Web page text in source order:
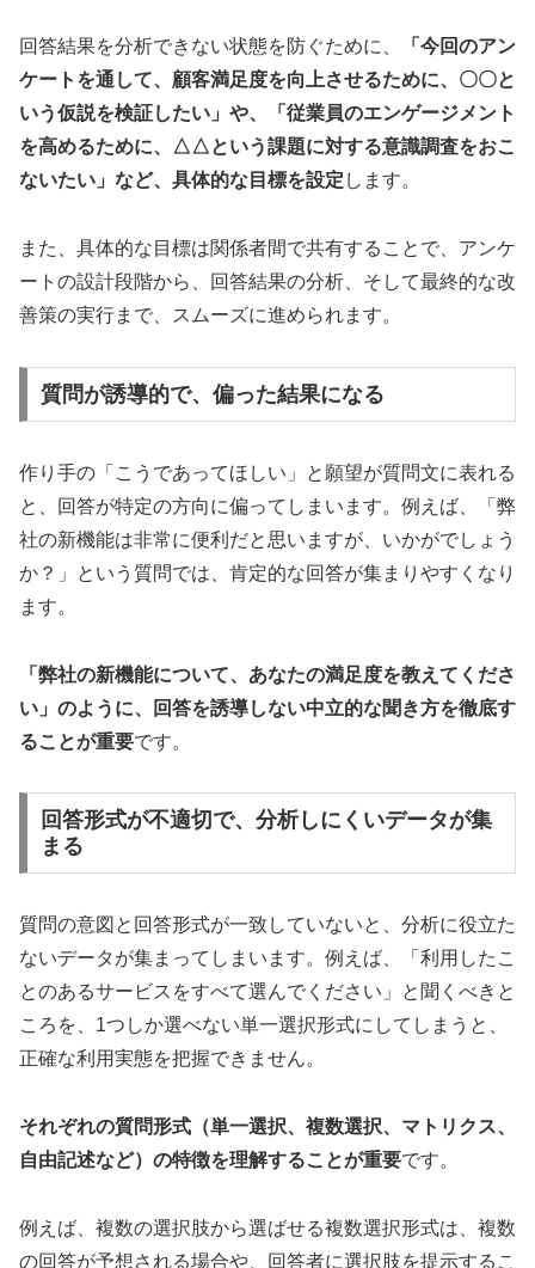
回答結果を分析できない状態を防ぐために、
「今回のアン
ケートを通して、顧客満足度を向上させるために、〇〇と
いう仮説を検証したい」や、「従業員のエンゲージメント
を高めるために、△△という課題に対する意識調査をおこ
ないたい」など、具体的な目標を設定 します。
また、具体的な目標は関係者間で共有することで、アンケ
ートの設計段階から、回答結果の分析、そして最終的な改
善策の実行まで、スムーズに進められます。
質問が誘導的で、偏った結果になる
作り手の「こうであってほしい」と願望が質問文に表れる
と、回答が特定の方向に偏ってしまいます。例えば、「弊
社の新機能は非常に便利だと思いますが、いかがでしょう
か？」という質問では、肯定的な回答が集まりやすくなり
ます。
「弊社の新機能について、あなたの満足度を教えてくださ
い」のように、回答を誘導しない中立的な聞き方を徹底す
ることが重要です。
回答形式が不適切で、分析しにくいデータが集
まる
質問の意図と回答形式が一致していないと、分析に役立た
ないデータが集まってしまいます。例えば、「利用したこ
とのあるサービスをすべて選んでください」と聞くべきと
ころを、1つしか選べない単一選択形式にしてしまうと、
正確な利用実態を把握できません。
それぞれの質問形式（単一選択、複数選択、マトリクス、
自由記述など）の特徴を理解することが重要です。
例えば、複数の選択肢から選ばせる複数選択形式は、複数
の回答が予想される場合や、回答者に選択肢を提示するこ